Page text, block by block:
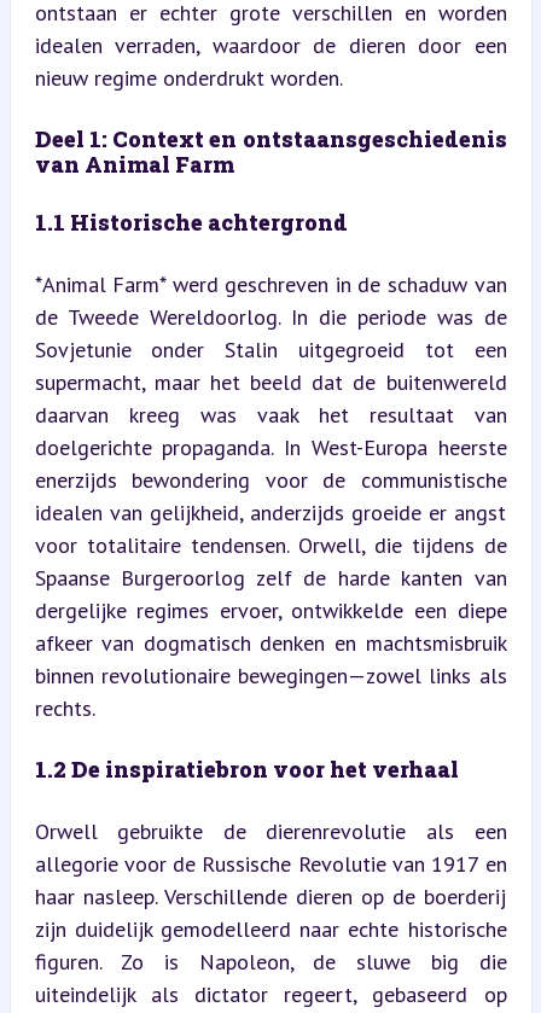
ontstaan er echter grote verschillen en worden
idealen verraden, waardoor de dieren door een
nieuw regime onderdrukt worden.
Deel 1: Context en ontstaansgeschiedenis
van Animal Farm
1.1 Historische achtergrond
*Animal Farm* werd geschreven in de schaduw van
de Tweede Wereldoorlog. In die periode was de
Sovjetunie onder Stalin uitgegroeid tot een
supermacht, maar het beeld dat de buitenwereld
daarvan kreeg was vaak het resultaat van
doelgerichte propaganda. In West-Europa heerste
enerzijds bewondering voor de communistische
idealen van gelijkheid, anderzijds groeide er angst
voor totalitaire tendensen. Orwell, die tijdens de
Spaanse Burgeroorlog zelf de harde kanten van
dergelijke regimes ervoer, ontwikkelde een diepe
afkeer van dogmatisch denken en machtsmisbruik
binnen revolutionaire bewegingen—zowel links als
rechts.
1.2 De inspiratiebron voor het verhaal
Orwell gebruikte de dierenrevolutie als een
allegorie voor de Russische Revolutie van 1917 en
haar nasleep. Verschillende dieren op de boerderij
zijn duidelijk gemodelleerd naar echte historische
figuren. Zo is Napoleon, de sluwe big die
uiteindelijk als dictator regeert, gebaseerd op